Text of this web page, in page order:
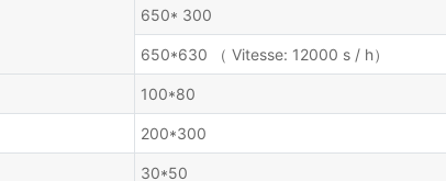
650* 300
650*630 （ Vitesse: 12000 s / h）
100*80
200*300
30*50